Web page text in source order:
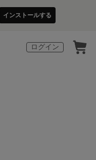
インストールする
ログイン